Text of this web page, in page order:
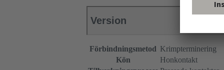
Version
Förbindningsmetod Krimpterminering
Kön
Honkontakt